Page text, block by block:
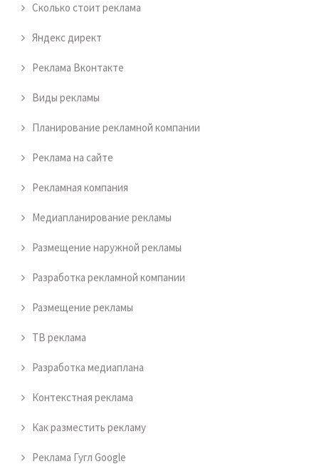
Сколько стоит реклама
Яндекс директ
Реклама Вконтакте
Виды рекламы
Планирование рекламной компании
Реклама на сайте
Рекламная компания
Медиапланирование рекламы
Размещение наружной рекламы
Разработка рекламной компании
Размещение рекламы
ТВ реклама
Разработка медиаплана
Контекстная реклама
Как разместить рекламу
Реклама Гугл Google